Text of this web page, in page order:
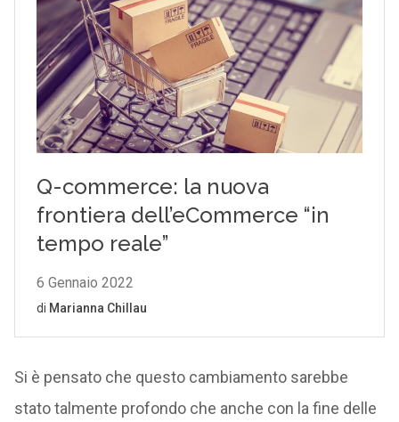
Si è pensato che questo cambiamento sarebbe
stato talmente profondo che anche con la fine delle